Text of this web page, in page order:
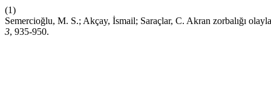
(1)
Semercioğlu, M. S.; Akçay, İsmail; Saraçlar, C. Akran zorbalığı
3, 935-950.